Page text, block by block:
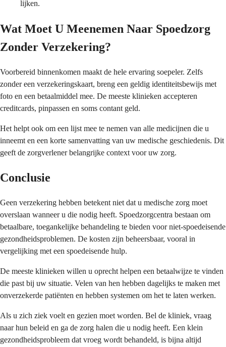
lijken.
Wat Moet U Meenemen Naar Spoedzorg
Zonder Verzekering?
Voorbereid binnenkomen maakt de hele ervaring soepeler. Zelfs
zonder een verzekeringskaart, breng een geldig identiteitsbewijs met
foto en een betaalmiddel mee. De meeste klinieken accepteren
creditcards, pinpassen en soms contant geld.
Het helpt ook om een lijst mee te nemen van alle medicijnen die u
inneemt en een korte samenvatting van uw medische geschiedenis. Dit
geeft de zorgverlener belangrijke context voor uw zorg.
Conclusie
Geen verzekering hebben betekent niet dat u medische zorg moet
overslaan wanneer u die nodig heeft. Spoedzorgcentra bestaan om
betaalbare, toegankelijke behandeling te bieden voor niet-spoedeisende
gezondheidsproblemen. De kosten zijn beheersbaar, vooral in
vergelijking met een spoedeisende hulp.
De meeste klinieken willen u oprecht helpen een betaalwijze te vinden
die past bij uw situatie. Velen van hen hebben dagelijks te maken met
onverzekerde patiënten en hebben systemen om het te laten werken.
Als u zich ziek voelt en gezien moet worden. Bel de kliniek, vraag
naar hun beleid en ga de zorg halen die u nodig heeft. Een klein
gezondheidsprobleem dat vroeg wordt behandeld, is bijna altijd